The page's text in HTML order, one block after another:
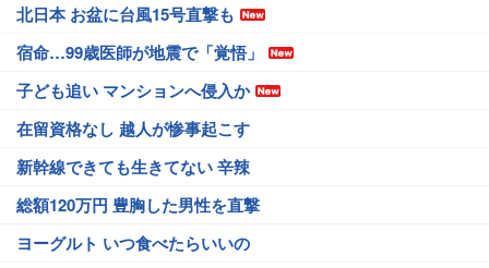
北日本 お盆に台風15号直撃も
宿命…99歳医師が地震で「覚悟」
子ども追い マンションへ侵入か
在留資格なし 越人が惨事起こす
新幹線できても生きてない 辛辣
総額120万円 豊胸した男性を直撃
ヨーグルト いつ食べたらいいの